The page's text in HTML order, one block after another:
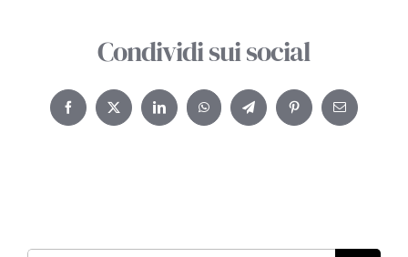
Condividi sui social
FacebookTwitter LinkedInWhatsAppTelegramPinterestEmail